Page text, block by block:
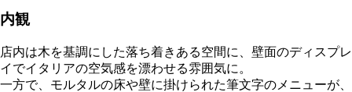
内観
店内は木を基調にした落ち着きある空間に、壁面のディスプレ
イでイタリアの空気感を漂わせる雰囲気に。
一方で、モルタルの床や壁に掛けられた筆文字のメニューが、